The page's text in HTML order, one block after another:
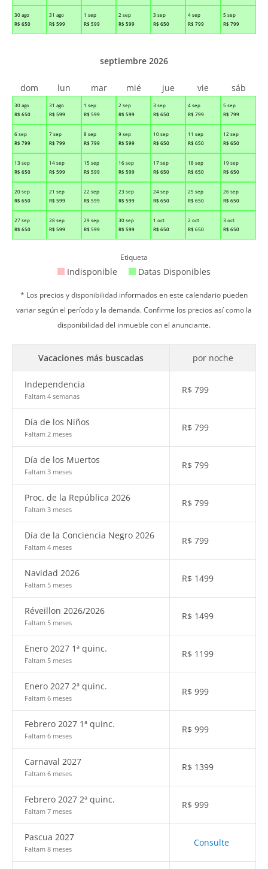
30 ago
R$ 650
31 ago
R$ 599
1 sep
R$ 599
2 sep
R$ 599
3 sep
R$ 650
4 sep
R$ 799
5 sep
R$ 799
30 ago
R$ 650
31 ago
R$ 599
1 sep
R$ 599
2 sep
R$ 599
3 sep
R$ 650
4 sep
R$ 799
5 sep
R$ 799
6 sep
R$ 799
7 sep
R$ 799
8 sep
R$ 799
9 sep
R$ 599
10 sep
R$ 650
11 sep
R$ 650
12 sep
R$ 650
13 sep
R$ 650
14 sep
R$ 599
15 sep
R$ 599
16 sep
R$ 599
17 sep
R$ 650
18 sep
R$ 650
19 sep
R$ 650
20 sep
R$ 650
21 sep
R$ 599
22 sep
R$ 599
23 sep
R$ 599
24 sep
R$ 650
25 sep
R$ 650
26 sep
R$ 650
27 sep
R$ 650
28 sep
R$ 599
29 sep
R$ 599
30 sep
R$ 599
1 oct
R$ 650
2 oct
R$ 650
3 oct
R$ 650
septiembre 2026
dom lun mar mié jue vie sáb
Etiqueta
Indisponible Datas Disponibles
* Los precios y disponibilidad informados en este calendario pueden
variar según el período y la demanda. Confirme los precios así como la
disponibilidad del inmueble con el anunciante.
Vacaciones más buscadas por noche
Independencia
Faltam 4 semanas
R$ 799
Día de los Niños
Faltam 2 meses
R$ 799
Día de los Muertos
Faltam 3 meses
R$ 799
Proc. de la República 2026
Faltam 3 meses
R$ 799
Día de la Conciencia Negro 2026
Faltam 4 meses
R$ 799
Navidad 2026
Faltam 5 meses
R$ 1499
Réveillon 2026/2026
Faltam 5 meses
R$ 1499
Enero 2027 1ª quinc.
Faltam 5 meses
R$ 1199
Enero 2027 2ª quinc.
Faltam 6 meses
R$ 999
Febrero 2027 1ª quinc.
Faltam 6 meses
R$ 999
Carnaval 2027
Faltam 6 meses
R$ 1399
Febrero 2027 2ª quinc.
Faltam 7 meses
R$ 999
Pascua 2027
Faltam 8 meses
Consulte